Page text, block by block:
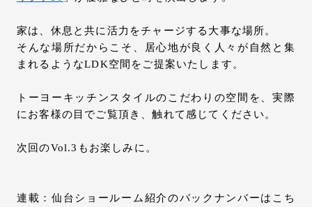
家は、休息と共に活力をチャージする大事な場所。
そんな場所だからこそ、居心地が良く人々が自然と集
まれるようなLDK空間をご提案いたします。
トーヨーキッチンスタイルのこだわりの空間を、実際
にお客様の目でご覧頂き、触れて感じてください。
次回のVol.3もお楽しみに。
連載：仙台ショールーム紹介のバックナンバーはこち